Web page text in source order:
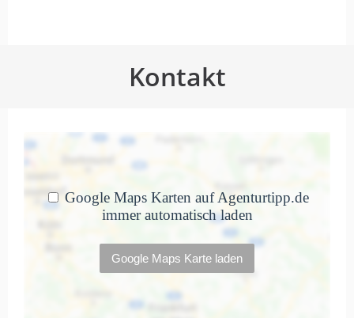
Die beauftragte Seite wurde schnell und
Begleitung durch die Firma im Hinblick auf
Technik, Datenschutz nebst diesbzgl.
Beachtung der aktuellen und laufenden
Fortentwicklung der Rechtsprechung
sowie nicht zuletzt auch die
Kommunikation mit der Firma ist
vorbildlich!
Webentwicklung
Kontakt